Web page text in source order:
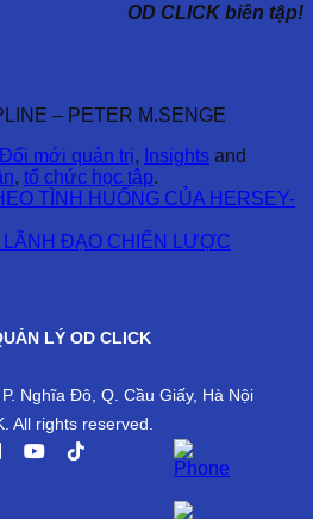
OD CLICK biên tập!
– PETER M.SENGE
Đổi mới quản trị, Insights and
, tổ chức học tập.
TÌNH HUỐNG CỦA HERSEY-
ĐẠO CHIẾN LƯỢC
LÝ OD CLICK
Nghĩa Đô, Q. Cầu Giấy, Hà Nội
All rights reserved.